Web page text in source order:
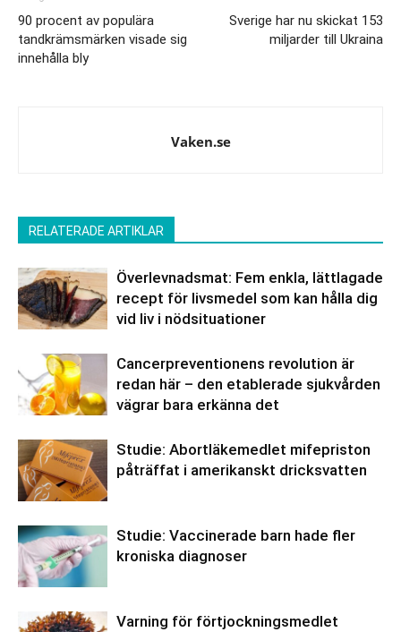
90 procent av populära
tandkrämsmärken visade sig
innehålla bly
Sverige har nu skickat 153
miljarder till Ukraina
Vaken.se
RELATERADE ARTIKLAR
Överlevnadsmat: Fem enkla, lättlagade
recept för livsmedel som kan hålla dig
vid liv i nödsituationer
Cancerpreventionens revolution är
redan här – den etablerade sjukvården
vägrar bara erkänna det
Studie: Abortläkemedlet mifepriston
påträffat i amerikanskt dricksvatten
Studie: Vaccinerade barn hade fler
kroniska diagnoser
Varning för förtjockningsmedlet